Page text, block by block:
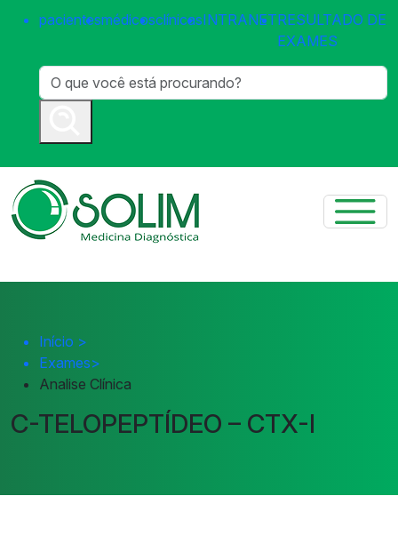
pacientesmédicosclínicasINTRANETRESULTADO DE
EXAMES
Início >
Exames>
Analise Clínica
C-TELOPEPTÍDEO – CTX-I